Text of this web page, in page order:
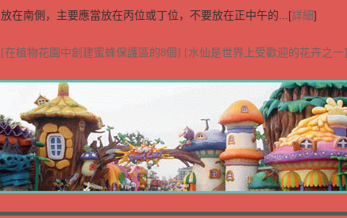
放在南側，主要應當放在丙位或丁位，不要放在正中午的...[詳細]
[在植物花園中創建蜜蜂保護區的8個] [水仙是世界上受歡迎的花卉之一]